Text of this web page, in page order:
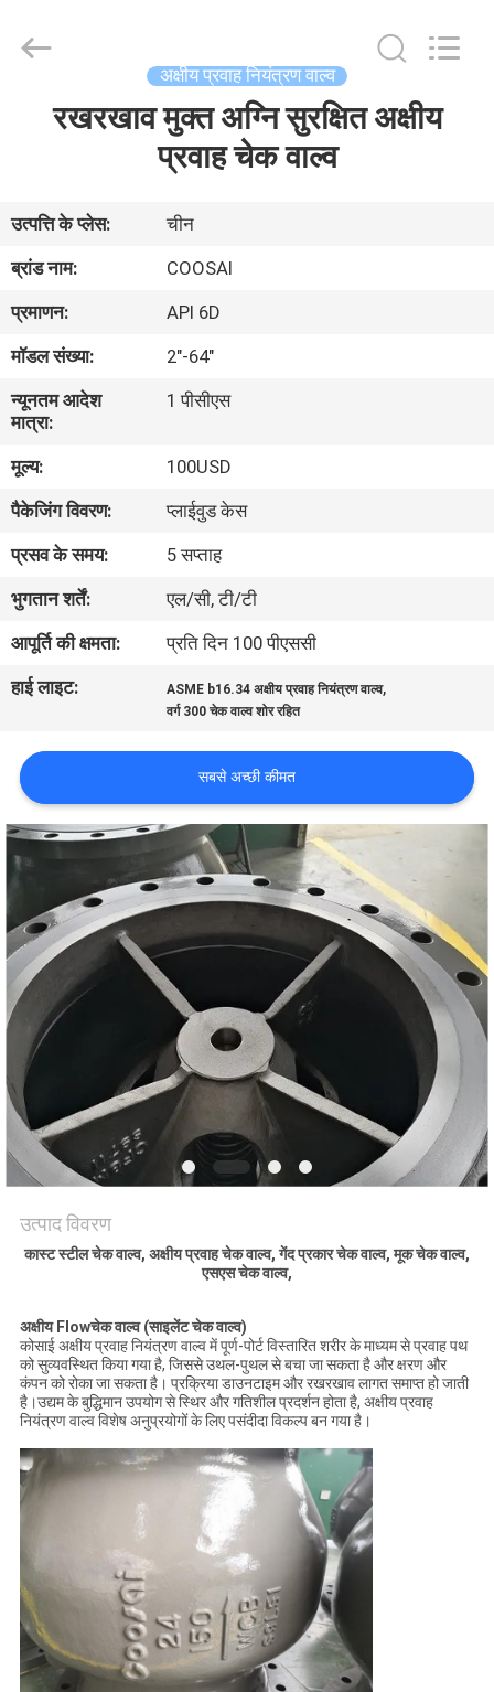
हमारे
बारे
कारखाने
दौरा
गुणवत्ता
नियंत्रण
हमसे
संपर्क
करें
समाचार
उद्धरण
मांगें
साइटमैप
PRIVACY
POLICY
group.
अक्षीय प्रवाह नियंत्रण वाल्व
रखरखाव मुक्त अग्नि सुरक्षित अक्षीय
प्रवाह चेक वाल्व
उत्पत्ति के प्लेस:
चीन
ब्रांड नाम:
COOSAI
प्रमाणन:
API 6D
मॉडल संख्या:
2"-64"
न्यूनतम आदेश
मात्रा:
1 पीसीएस
मूल्य:
100USD
पैकेजिंग विवरण:
प्लाईवुड केस
प्रसव के समय:
5 सप्ताह
भुगतान शर्तें:
एल/सी, टी/टी
आपूर्ति की क्षमता:
प्रति दिन 100 पीएससी
हाई लाइट:
ASME b16.34 अक्षीय प्रवाह नियंत्रण वाल्व,
वर्ग 300 चेक वाल्व शोर रहित
सबसे अच्छी कीमत
उत्पाद विवरण
कास्ट स्टील चेक वाल्व, अक्षीय प्रवाह चेक वाल्व, गेंद प्रकार चेक वाल्व, मूक चेक वाल्व,
एसएस चेक वाल्व,
अक्षीय Fl owचेक वाल्व (साइलेंट चेक वाल्व)
कोसाई अक्षीय प्रवाह नियंत्रण वाल्व में पूर्ण-पोर्ट विस्तारित शरीर के माध्यम से प्रवाह पथ
को सुव्यवस्थित किया गया है, जिससे उथल-पुथल से बचा जा सकता है और क्षरण और
कंपन को रोका जा सकता है। प्रक्रिया डाउनटाइम और रखरखाव लागत समाप्त हो जाती
है।उद्यम के बुद्धिमान उपयोग से स्थिर और गतिशील प्रदर्शन होता है, अक्षीय प्रवाह
नियंत्रण वाल्व विशेष अनुप्रयोगों के लिए पसंदीदा विकल्प बन गया है।